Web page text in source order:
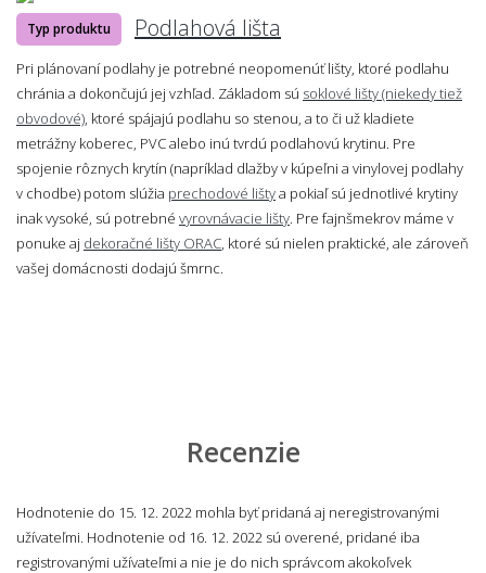
Typ produktu Podlahová lišta
Pri plánovaní podlahy je potrebné neopomenúť lišty, ktoré podlahu
chránia a dokončujú jej vzhľad. Základom sú soklové lišty (niekedy tiež
obvodové) , ktoré spájajú podlahu so stenou, a to či už kladiete
metrážny koberec, PVC alebo inú tvrdú podlahovú krytinu. Pre
spojenie rôznych krytín (napríklad dlažby v kúpeľni a vinylovej podlahy
v chodbe) potom slúžia prechodové lištya pokiaľ sú jednotlivé krytiny
inak vysoké, sú potrebné vyrovnávacie lišty . Pre fajnšmekrov máme v
ponuke aj dekoračné lišty ORAC , ktoré sú nielen praktické, ale zároveň
vašej domácnosti dodajú šmrnc.
Recenzie
Hodnotenie do 15. 12. 2022 mohla byť pridaná aj neregistrovanými
užívateľmi. Hodnotenie od 16. 12. 2022 sú overené, pridané iba
registrovanými užívateľmi a nie je do nich správcom akokoľvek